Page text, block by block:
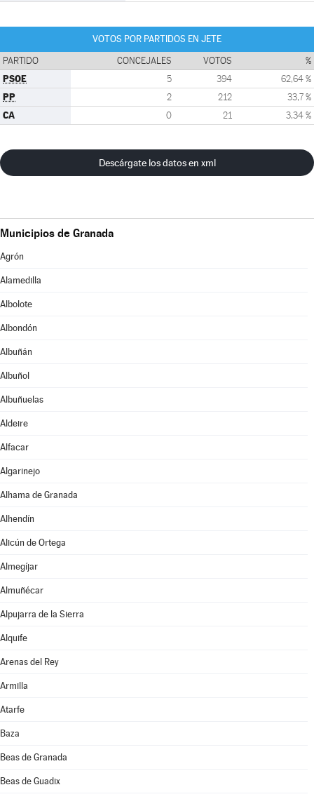
VOTOS POR PARTIDOS EN JETE
PARTIDO CONCEJALES VOTOS %
PSOE 5 394 62,64 %
PP 2 212 33,7 %
CA 0 21 3,34 %
Descárgate los datos en xml
Municipios de Granada
Agrón
Alamedilla
Albolote
Albondón
Albuñán
Albuñol
Albuñuelas
Aldeire
Alfacar
Algarinejo
Alhama de Granada
Alhendín
Alicún de Ortega
Almegíjar
Almuñécar
Alpujarra de la Sierra
Alquife
Arenas del Rey
Armilla
Atarfe
Baza
Beas de Granada
Beas de Guadix